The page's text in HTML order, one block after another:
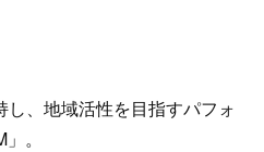
、地域活性を目指すパフォ
。